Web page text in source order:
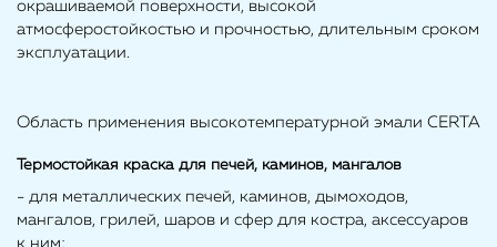
окрашиваемой поверхности, высокой
атмосферостойкостью и прочностью, длительным сроком
эксплуатации.
Область применения высокотемпературной эмали CERTA
Термостойкая краска для печей, каминов, мангалов
- для металлических печей, каминов, дымоходов,
мангалов, грилей, шаров и сфер для костра, аксессуаров
к ним;